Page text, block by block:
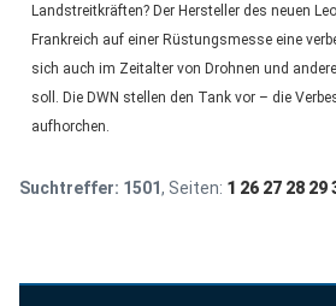
Landstreitkräften? Der Hersteller des neuen
Frankreich auf einer Rüstungsmesse eine
sich auch im Zeitalter von Drohnen und
soll. Die DWN stellen den Tank vor – die
aufhorchen.
Suchtreffer: 1501, Seiten: 1 26 27 28 29